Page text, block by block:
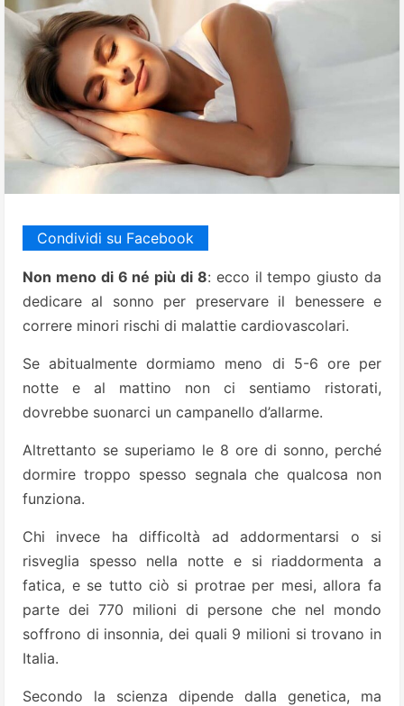
Condividi su Facebook
Non meno di 6 né più di 8: ecco il tempo giusto da
dedicare al sonno per preservare il benessere e
correre minori rischi di malattie cardiovascolari.
Se abitualmente dormiamo meno di 5-6 ore per
notte e al mattino non ci sentiamo ristorati,
dovrebbe suonarci un campanello d’allarme.
Altrettanto se superiamo le 8 ore di sonno, perché
dormire troppo spesso segnala che qualcosa non
funziona.
Chi invece ha difficoltà ad addormentarsi o si
risveglia spesso nella notte e si riaddormenta a
fatica, e se tutto ciò si protrae per mesi, allora fa
parte dei 770 milioni di persone che nel mondo
soffrono di insonnia, dei quali 9 milioni si trovano in
Italia.
Secondo la scienza dipende dalla genetica, ma